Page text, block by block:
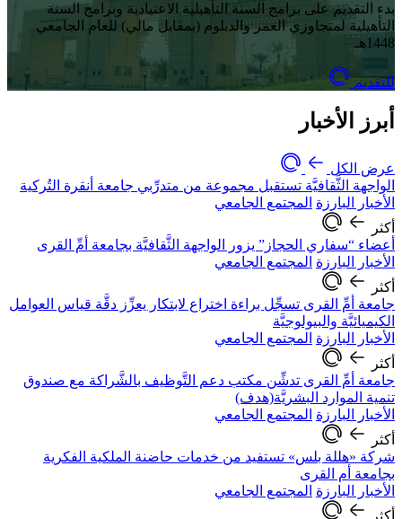
بدء التقديم على برامج السنة التأهيلية الاعتيادية وبرامج السنة
التأهيلية لمتجاوزي العمر والدبلوم (بمقابل مالي) للعام الجامعي
1448هـ
للتقديم
أبرز الأخبار
عرض الكل
الواجهة الثَّقافيَّة تستقبل مجموعة من متدرِّبي جامعة أنقرة التُركية
الأخبار البارزة المجتمع الجامعي
أكثر
أعضاء “سفاري الحجاز” يزور الواجهة الثَّقافيَّة بجامعة أمِّ القرى
الأخبار البارزة المجتمع الجامعي
أكثر
جامعة أمِّ القرى تسجِّل براءة اختراع لابتكار يعزِّز دقَّة قياس العوامل
الكيميائيَّة والبيولوجيَّة
الأخبار البارزة المجتمع الجامعي
أكثر
جامعة أمِّ القرى تدشِّن مكتب دعم التَّوظيف بالشَّراكة مع صندوق
تنمية الموارد البشريَّة(هدف)
الأخبار البارزة المجتمع الجامعي
أكثر
شركة «هللة بلس» تستفيد من خدمات حاضنة الملكية الفكرية
بجامعة أم القرى
الأخبار البارزة المجتمع الجامعي